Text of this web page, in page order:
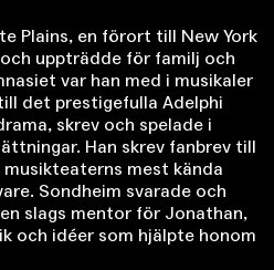
Plains, en förort till New York
uppträdde för familj och
var han med i musikaler
det prestigefulla Adelphi
skrev och spelade i
Han skrev fanbrev till
musikteaterns mest kända
Sondheim svarade och
slags mentor för Jonathan,
och idéer som hjälpte honom